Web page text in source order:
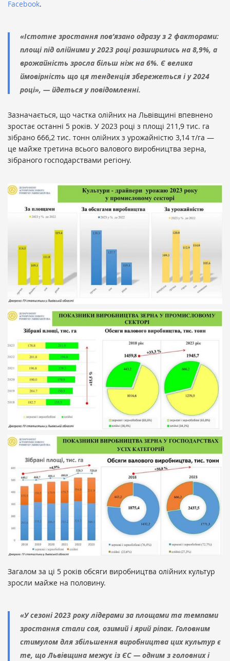
Facebook.
«Істотне зростання пов’язано одразу з 2 факторами:
площі під олійними у 2023 році розширились на 8,9%, а
врожайність зросла більш ніж на 6%. Є велика
ймовірність що ця тенденція збережеться і у 2024
році», — йдеться у повідомленні.
Зазначається, що частка олійних на Львівщині впевнено
зростає останні 5 років. У 2023 році з площі 211,9 тис. га
зібрано 666,2 тис. тонн олійних з урожайністю 3,14 т/га —
це майже третина всього валового виробництва зерна,
зібраного господарствами регіону.
Загалом за ці 5 років обсяги виробництва олійних культур
зросли майже на половину.
«У сезоні 2023 року лідерами за площами та темпами
зростання стали соя, озимий і ярий ріпак. Головним
стимулом для збільшення виробництва цих культур є
те, що Львівщина межує із ЄС — одним з головних і